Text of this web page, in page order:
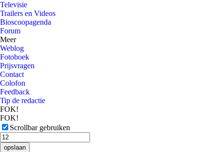
Televisie
Trailers en Videos
Bioscoopagenda
Forum
Meer
Weblog
Fotoboek
Prijsvragen
Contact
Colofon
Feedback
Tip de redactie
FOK!
FOK!
Scrollbar gebruiken
opslaan